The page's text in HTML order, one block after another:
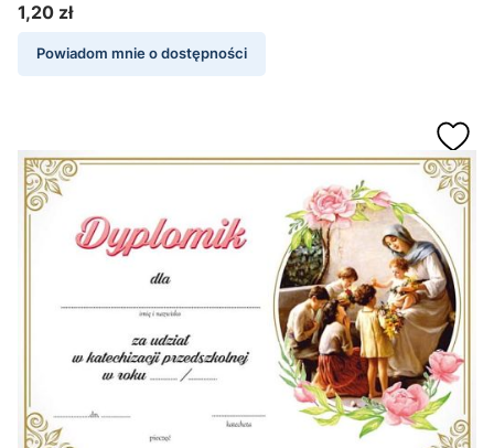
Cena
1,20 zł
Powiadom mnie o dostępności